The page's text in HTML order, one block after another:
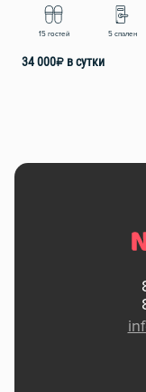
15 гостей 5 спален
34 000₽ в сутки